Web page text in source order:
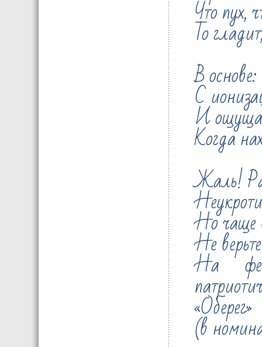
Что пух,
То
В
С
И
Когда
Жаль!
Но чаще
Не
На
«Оберег»
(в